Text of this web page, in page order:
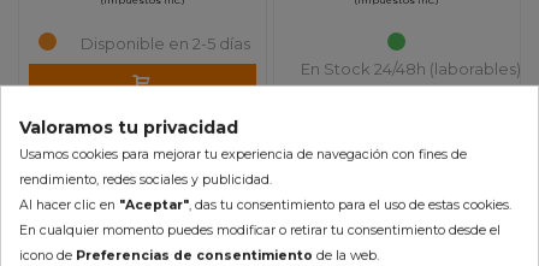
Disponible en 2-5 días
En Stock 24/48h (laborables)
-10% -10%
Valoramos tu privacidad
Usamos cookies para mejorar tu experiencia de navegación con fines de
rendimiento, redes sociales y publicidad.
Al hacer clic en "Aceptar" , das tu consentimiento para el uso de estas cookies.
En cualquier momento puedes modificar o retirar tu consentimiento desde el
icono de Preferencias de consentimiento de la web.